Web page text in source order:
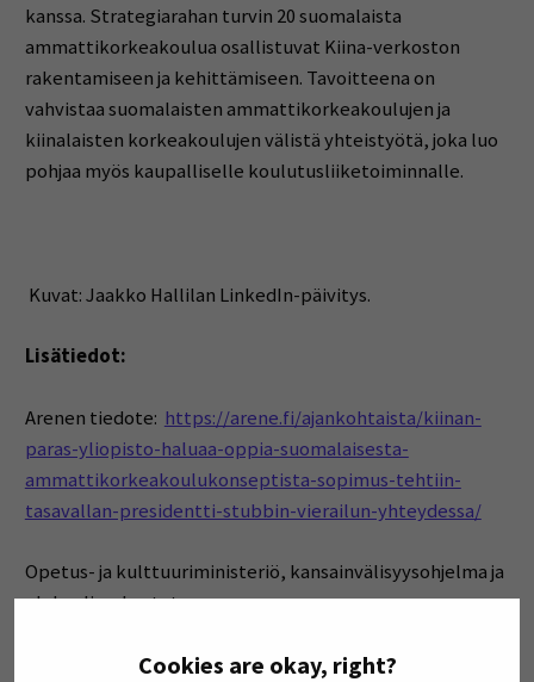
Cookies are okay, right?
kanssa. Strategiarahan turvin 20 suomalaista
ammattikorkeakoulua osallistuvat Kiina-verkoston
rakentamiseen ja kehittämiseen. Tavoitteena on
vahvistaa suomalaisten ammattikorkeakoulujen ja
kiinalaisten korkeakoulujen välistä yhteistyötä, joka luo
pohjaa myös kaupalliselle koulutusliiketoiminnalle.
Kuvat: Jaakko Hallilan LinkedIn-päivitys.
Lisätiedot:
Arenen tiedote: https://arene.fi/ajankohtaista/kiinan-
paras-yliopisto-haluaa-oppia-suomalaisesta-
ammattikorkeakoulukonseptista-sopimus-tehtiin-
tasavallan-presidentti-stubbin-vierailun-yhteydessa/
Opetus- ja kulttuuriministeriö, kansainvälisyysohjelma ja
globaaliverkostot:
globaaliverkostot